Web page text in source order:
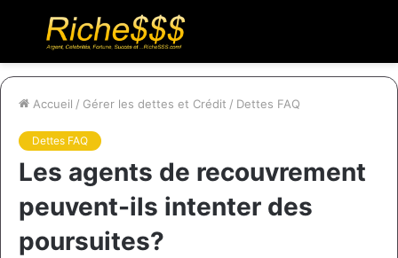
Menu
Accueil / Gérer les dettes et Crédit / Dettes FAQ
Dettes FAQ
Les agents de recouvrement
peuvent-ils intenter des
poursuites?